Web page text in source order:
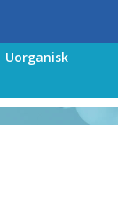
Uorganisk